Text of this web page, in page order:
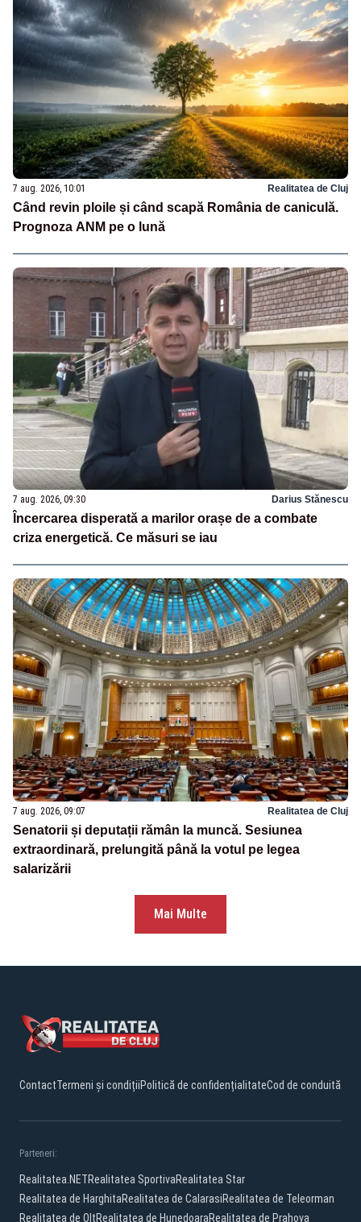
7 aug. 2026, 10:01 Realitatea de Cluj
Când revin ploile și când scapă România de caniculă.
Prognoza ANM pe o lună
7 aug. 2026, 09:30 Darius Stănescu
Încercarea disperată a marilor orașe de a combate
criza energetică. Ce măsuri se iau
7 aug. 2026, 09:07 Realitatea de Cluj
Senatorii și deputații rămân la muncă. Sesiunea
extraordinară, prelungită până la votul pe legea
salarizării
Mai Multe
ContactTermeni și condițiiPolitică de confidențialitateCod de conduită
Parteneri:
Realitatea.NETRealitatea SportivaRealitatea Star
Realitatea de HarghitaRealitatea de CalarasiRealitatea de Teleorman
Realitatea de OltRealitatea de HunedoaraRealitatea de Prahova